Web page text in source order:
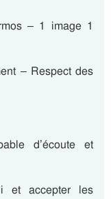
– 1 image 1
– Respect des
d’écoute et
et accepter les